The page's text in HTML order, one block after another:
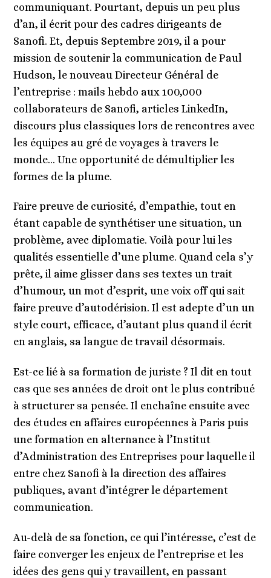
communiquant. Pourtant, depuis un peu plus
d’an, il écrit pour des cadres dirigeants de
Sanofi. Et, depuis Septembre 2019, il a pour
mission de soutenir la communication de Paul
Hudson, le nouveau Directeur Général de
l’entreprise : mails hebdo aux 100,000
collaborateurs de Sanofi, articles LinkedIn,
discours plus classiques lors de rencontres avec
les équipes au gré de voyages à travers le
monde… Une opportunité de démultiplier les
formes de la plume.
Faire preuve de curiosité, d’empathie, tout en
étant capable de synthétiser une situation, un
problème, avec diplomatie. Voilà pour lui les
qualités essentielle d’une plume. Quand cela s’y
prête, il aime glisser dans ses textes un trait
d’humour, un mot d’esprit, une voix off qui sait
faire preuve d’autodérision. Il est adepte d’un un
style court, efficace, d’autant plus quand il écrit
en anglais, sa langue de travail désormais.
Est-ce lié à sa formation de juriste ? Il dit en tout
cas que ses années de droit ont le plus contribué
à structurer sa pensée. Il enchaîne ensuite avec
des études en affaires européennes à Paris puis
une formation en alternance à l’Institut
d’Administration des Entreprises pour laquelle il
entre chez Sanofi à la direction des affaires
publiques, avant d’intégrer le département
communication.
Au-delà de sa fonction, ce qui l’intéresse, c’est de
faire converger les enjeux de l’entreprise et les
idées des gens qui y travaillent, en passant